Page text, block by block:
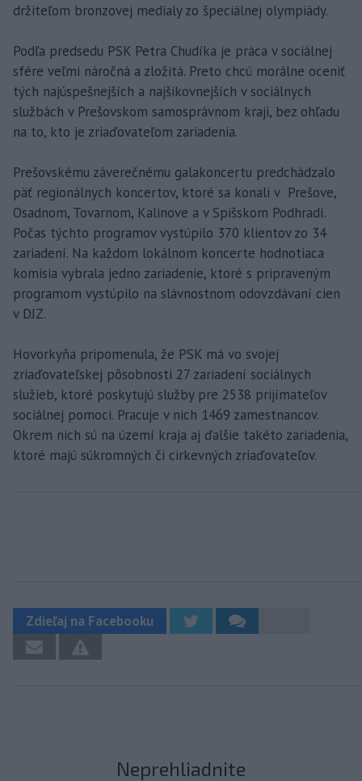
držiteľom bronzovej medialy zo špeciálnej olympiády.
Podľa predsedu PSK Petra Chudíka je práca v sociálnej
sfére veľmi náročná a zložitá. Preto chcú morálne oceniť
tých najúspešnejších a najšikovnejších v sociálnych
službách v Prešovskom samosprávnom kraji, bez ohľadu
na to, kto je zriaďovateľom zariadenia.
Prešovskému záverečnému galakoncertu predchádzalo
päť regionálnych koncertov, ktoré sa konali v Prešove,
Osadnom, Tovarnom, Kalinove a v Spišskom Podhradí.
Počas týchto programov vystúpilo 370 klientov zo 34
zariadení. Na každom lokálnom koncerte hodnotiaca
komisia vybrala jedno zariadenie, ktoré s pripraveným
programom vystúpilo na slávnostnom odovzdávaní cien
v DJZ.
Hovorkyňa pripomenula, že PSK má vo svojej
zriaďovateľskej pôsobnosti 27 zariadení sociálnych
služieb, ktoré poskytujú služby pre 2538 prijímateľov
sociálnej pomoci. Pracuje v nich 1469 zamestnancov.
Okrem nich sú na území kraja aj ďalšie takéto zariadenia,
ktoré majú súkromných či cirkevných zriaďovateľov.
Zdieľaj na Facebooku
Neprehliadnite